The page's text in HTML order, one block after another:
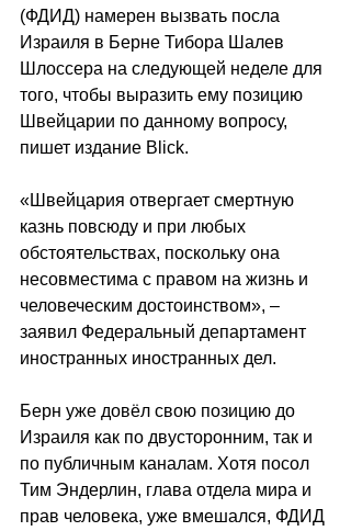
(ФДИД) намерен вызвать посла
Израиля в Берне Тибора Шалев
Шлоссера на следующей неделе для
того, чтобы выразить ему позицию
Швейцарии по данному вопросу,
пишет издание Blick.
«Швейцария отвергает смертную
казнь повсюду и при любых
обстоятельствах, поскольку она
несовместима с правом на жизнь и
человеческим достоинством», –
заявил Федеральный департамент
иностранных иностранных дел.
Берн уже довёл свою позицию до
Израиля как по двусторонним, так и
по публичным каналам. Хотя посол
Тим Эндерлин, глава отдела мира и
прав человека, уже вмешался, ФДИД